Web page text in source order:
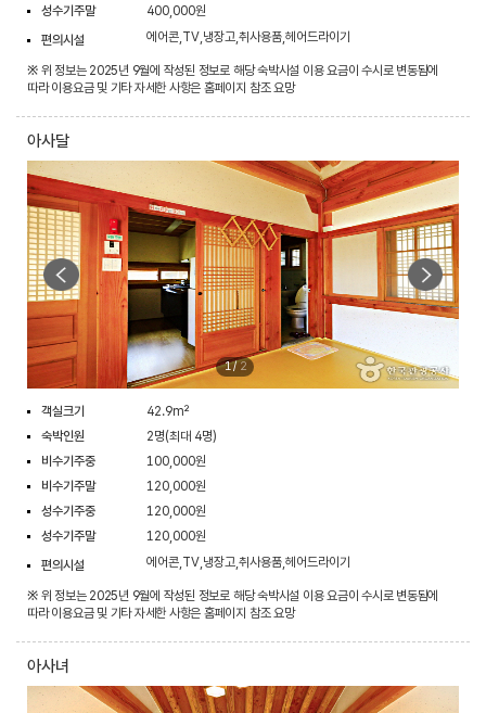
성수기주말
400,000원
편의시설
에어콘,TV,냉장고,취사용품,헤어드라이기
※ 위 정보는 2025년 9월에 작성된 정보로 해당 숙박시설 이용 요금이 수시로 변동됨에
따라 이용요금 및 기타 자세한 사항은 홈페이지 참조 요망
아사달
1/2
객실크기
42.9m²
숙박인원
2명(최대 4명)
비수기주중
100,000원
비수기주말
120,000원
성수기주중
120,000원
성수기주말
120,000원
편의시설
에어콘,TV,냉장고,취사용품,헤어드라이기
※ 위 정보는 2025년 9월에 작성된 정보로 해당 숙박시설 이용 요금이 수시로 변동됨에
따라 이용요금 및 기타 자세한 사항은 홈페이지 참조 요망
아사녀